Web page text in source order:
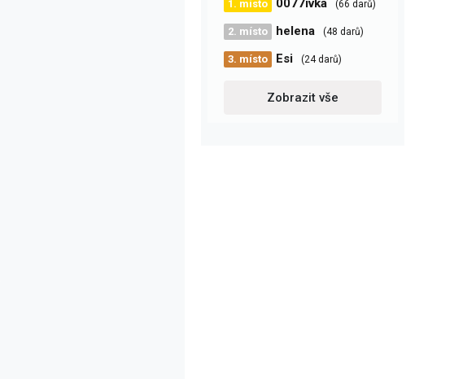
1. místo 0077ivka (66 darů)
2. místo helena (48 darů)
3. místo Esi (24 darů)
Zobrazit vše